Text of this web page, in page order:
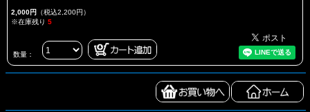
2,000円 （税込2,200円）
※在庫残り 5
数量：